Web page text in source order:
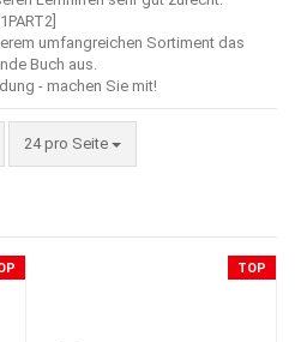
[1PART2]
umfangreichen Sortiment das
Buch aus.
- machen Sie mit!
24 pro Seite
pro Seite
TOP